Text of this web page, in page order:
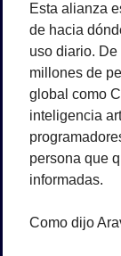
Esta alianza
de hacia
uso diario.
millones de
global como
inteligencia
persona que
informadas.
Como dijo